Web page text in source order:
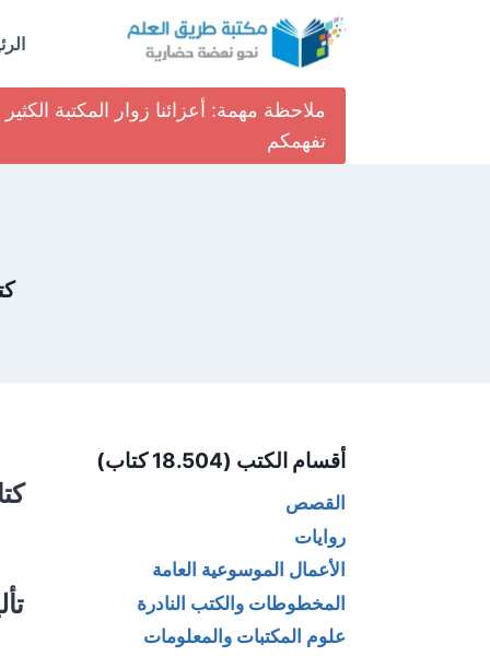
ملاحظة مهمة: أعزائنا زوار المكتبة
تفهمكم
أقسام الكتب (18.504 كتاب)
القصص
روايات
الأعمال الموسوعية العامة
المخطوطات والكتب النادرة
علوم المكتبات والمعلومات